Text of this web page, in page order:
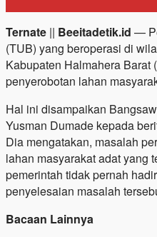
Ternate || Beeitadetik.id —
(TUB) yang beroperasi di
Kabupaten Halmahera Barat
penyerobotan lahan
Hal ini disampaikan
Yusman Dumade kepada
Dia mengatakan, masalah
lahan masyarakat adat yang
pemerintah tidak pernah
penyelesaian masalah
Bacaan Lainnya